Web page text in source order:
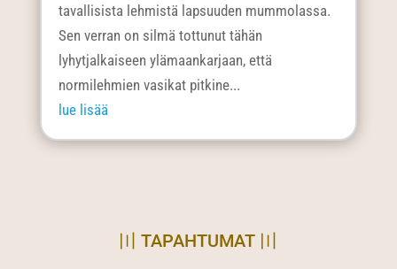
tavallisista lehmistä lapsuuden mummolassa.
Sen verran on silmä tottunut tähän
lyhytjalkaiseen ylämaankarjaan, että
normilehmien vasikat pitkine...
lue lisää
〣 TAPAHTUMAT 〣